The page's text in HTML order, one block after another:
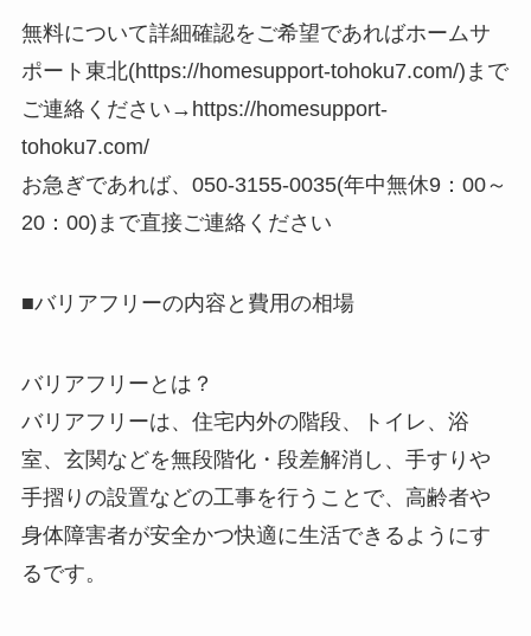
無料について詳細確認をご希望であればホームサ
ポート東北(https://homesupport-tohoku7.com/)まで
ご連絡ください→https://homesupport-
tohoku7.com/
お急ぎであれば、050-3155-0035(年中無休9：00～
20：00)まで直接ご連絡ください
■バリアフリーの内容と費用の相場
バリアフリーとは？
バリアフリーは、住宅内外の階段、トイレ、浴
室、玄関などを無段階化・段差解消し、手すりや
手摺りの設置などの工事を行うことで、高齢者や
身体障害者が安全かつ快適に生活できるようにす
るです。